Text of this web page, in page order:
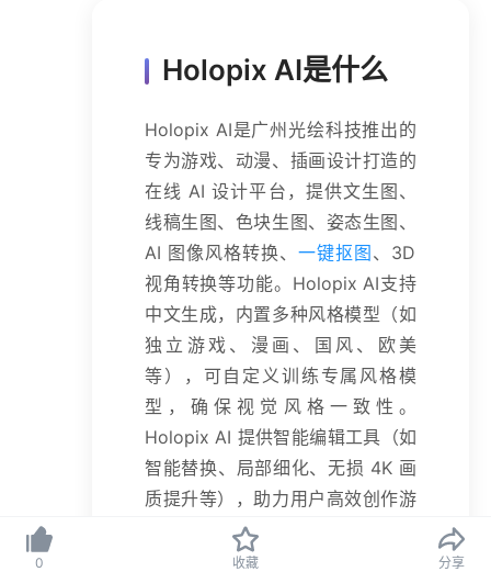
0 收藏 分享
Holopix AI是什么
Holopix AI是广州光绘科技推出的
专为游戏、动漫、插画设计打造的
在线 AI 设计平台，提供文生图、
线稿生图、色块生图、姿态生图、
AI 图像风格转换、 一键抠图 、3D
视角转换等功能。Holopix AI支持
中文生成，内置多种风格模型（如
独立游戏、漫画、国风、欧美
等），可自定义训练专属风格模
型，确保视觉风格一致性。
Holopix AI 提供智能编辑工具（如
智能替换、局部细化、无损 4K 画
质提升等），助力用户高效创作游
戏角色、场景、ICON 及美宣插画
等美术素材。